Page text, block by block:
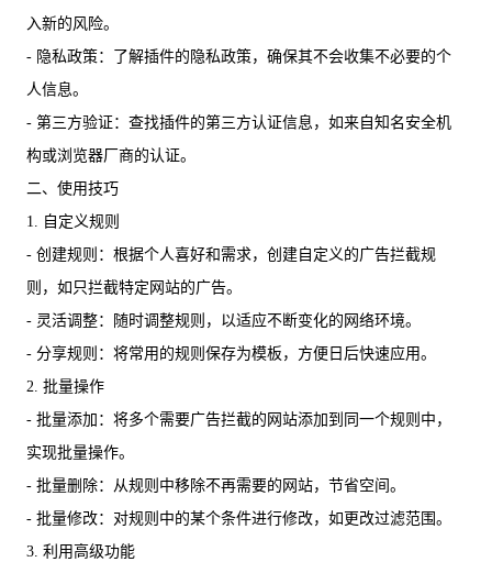
入新的风险。
- 隐私政策：了解插件的隐私政策，确保其不会收集不必要的个
人信息。
- 第三方验证：查找插件的第三方认证信息，如来自知名安全机
构或浏览器厂商的认证。
二、使用技巧
1. 自定义规则
- 创建规则：根据个人喜好和需求，创建自定义的广告拦截规
则，如只拦截特定网站的广告。
- 灵活调整：随时调整规则，以适应不断变化的网络环境。
- 分享规则：将常用的规则保存为模板，方便日后快速应用。
2. 批量操作
- 批量添加：将多个需要广告拦截的网站添加到同一个规则中，
实现批量操作。
- 批量删除：从规则中移除不再需要的网站，节省空间。
- 批量修改：对规则中的某个条件进行修改，如更改过滤范围。
3. 利用高级功能